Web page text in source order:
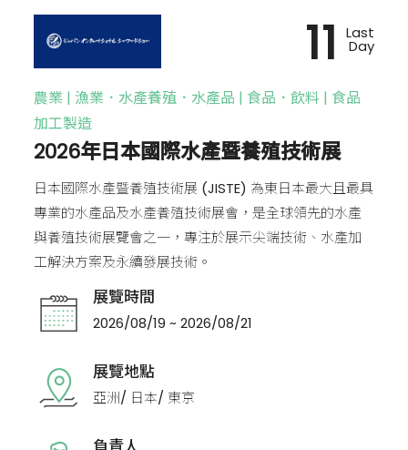
農業 | 漁業．水產養殖．水產品 | 食品．飲料 | 食品
加工製造
2026年日本國際水產暨養殖技術展
日本國際水產暨養殖技術展 (JISTE) 為東日本最大且最具
專業的水產品及水產養殖技術展會，是全球領先的水產
與養殖技術展覽會之一，專注於展示尖端技術、水產加
工解決方案及永續發展技術。
展覽時間
2026/08/19 ~ 2026/08/21
展覽地點
亞洲/ 日本/ 東京
11 Last
Day